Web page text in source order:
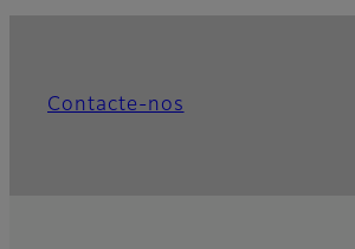
Contacte-nos